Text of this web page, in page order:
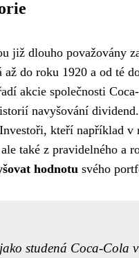
již dlouho považovány
do roku 1920 a od té
akcie společnosti
navyšování
kteří například v
také z pravidelného
hodnotu svého
studená Coca-Cola